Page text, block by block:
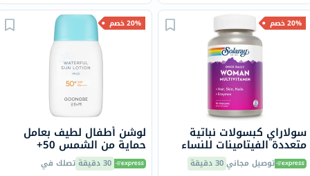
20% خصم
سولاراي كبسولات نباتية
متعددة الفيتامينات للنساء
مرة واحدة يوميًا 90 كبسولة
توصيل مجاني30 دقيقة
20% خصم
لوشن أطفال لطيف بعامل
حماية من الشمس 50+
جونجبي، 80 جرام
30 دقيقة تصلك في